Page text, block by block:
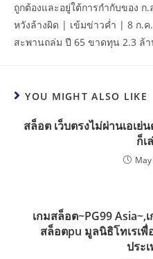
ถูกต้องและอยู่ใต้การกำกับของ
หวังล้างผิด | เข้มข่าวค่ำ | 8 ก.ค
สะพานถล่ม ปี 65 ขาดทุน 2.3 ล้
YOU MIGHT ALSO LIKE
สล็อต เว็บตรงไม่ผ่านเอเ
ก็เ
เกมสล็อต~PG99 Asia~,
สล็อตpu มูลนิธิโทเรเพื่
ประ